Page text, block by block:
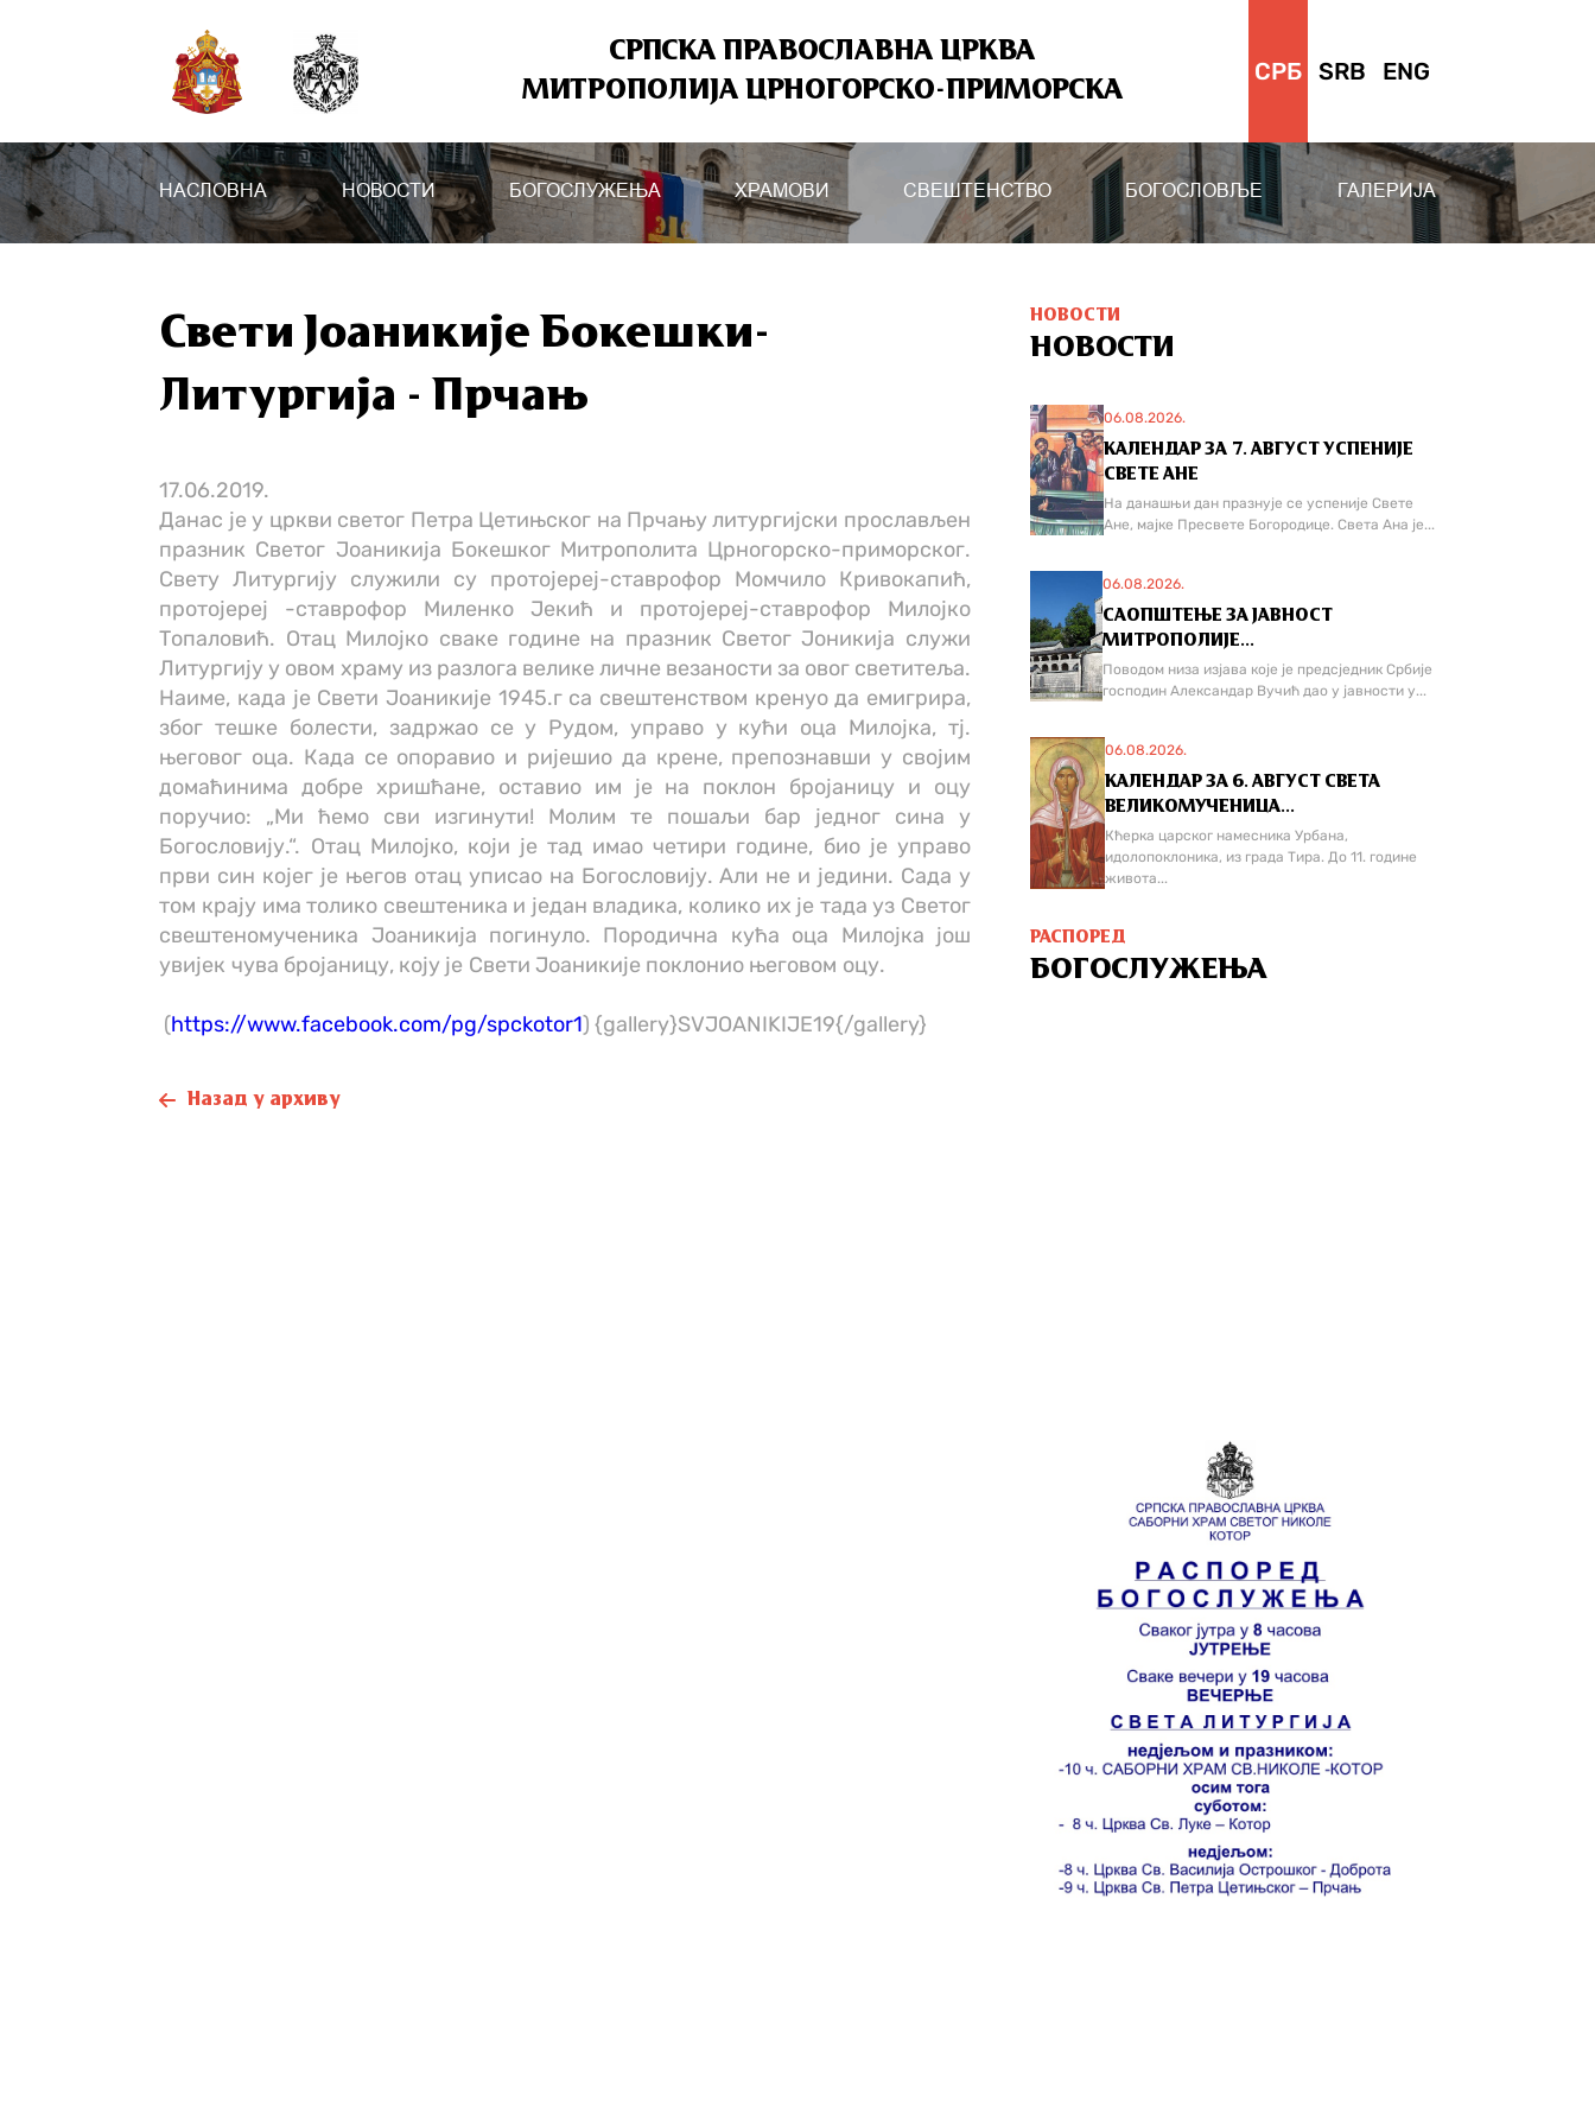
СРПСКА ПРАВОСЛАВНА ЦРКВА
МИТРОПОЛИЈА ЦРНОГОРСКО-ПРИМОРСКА
СРБ SRB ENG
НАСЛОВНА НОВОСТИ БОГОСЛУЖЕЊА ХРАМОВИ СВЕШТЕНСТВО БОГОСЛОВЉЕ ГАЛЕРИЈА
Свети Јоаникије Бокешки-
Литургија - Прчањ
17.06.2019.
Данас је у цркви светог Петра Цетињског на Прчању литургијски прослављен
празник Светог Јоаникија Бокешког Митрополита Црногорско-приморског.
Свету Литургију служили су протојереј-ставрофор Момчило Кривокапић,
протојереј -ставрофор Миленко Јекић и протојереј-ставрофор Милојко
Топаловић. Отац Милојко сваке године на празник Светог Јоникија служи
Литургију у овом храму из разлога велике личне везаности за овог светитеља.
Наиме, када је Свети Јоаникије 1945.г са свештенством кренуо да емигрира,
због тешке болести, задржао се у Рудом, управо у кући оца Милојка, тј.
његовог оца. Када се опоравио и ријешио да крене, препознавши у својим
домаћинима добре хришћане, оставио им је на поклон бројаницу и оцу
поручио: „Ми ћемо сви изгинути! Молим те пошаљи бар једног сина у
Богословију.“. Отац Милојко, који је тад имао четири године, био је управо
први син којег је његов отац уписао на Богословију. Али не и једини. Сада у
том крају има толико свештеника и један владика, колико их је тада уз Светог
свештеномученика Јоаникија погинуло. Породична кућа оца Милојка још
увијек чува бројаницу, коју је Свети Јоаникије поклонио његовом оцу.
(https://www.facebook.com/pg/spckotor1){gallery}SVJOANIKIJE19{/gallery}
Назад у архиву
НОВОСТИ
НОВОСТИ
06.08.2026.
КАЛЕНДАР ЗА 7. АВГУСТ УСПЕНИЈЕ
СВЕТЕ АНЕ
На данашњи дан празнује се успеније Свете
Ане, мајке Пресвете Богородице. Света Ана је...
06.08.2026.
САОПШТЕЊЕ ЗА ЈАВНОСТ
МИТРОПОЛИЈЕ...
Поводом низа изјава које је предсједник Србије
господин Александар Вучић дао у јавности у...
06.08.2026.
КАЛЕНДАР ЗА 6. АВГУСТ СВЕТА
ВЕЛИКОМУЧЕНИЦА...
Кћерка царског намесника Урбана,
идолопоклоника, из града Тира. До 11. године
живота...
РАСПОРЕД
БОГОСЛУЖЕЊА